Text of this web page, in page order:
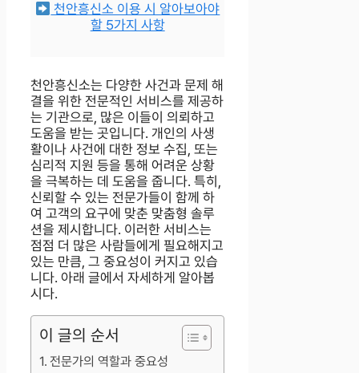
천안흥신소 이용 시 알아보아야
할 5가지 사항
천안흥신소는 다양한 사건과 문제 해
결을 위한 전문적인 서비스를 제공하
는 기관으로, 많은 이들이 의뢰하고
도움을 받는 곳입니다. 개인의 사생
활이나 사건에 대한 정보 수집, 또는
심리적 지원 등을 통해 어려운 상황
을 극복하는 데 도움을 줍니다. 특히,
신뢰할 수 있는 전문가들이 함께 하
여 고객의 요구에 맞춘 맞춤형 솔루
션을 제시합니다. 이러한 서비스는
점점 더 많은 사람들에게 필요해지고
있는 만큼, 그 중요성이 커지고 있습
니다. 아래 글에서 자세하게 알아봅
시다.
이 글의 순서
전문가의 역할과 중요성